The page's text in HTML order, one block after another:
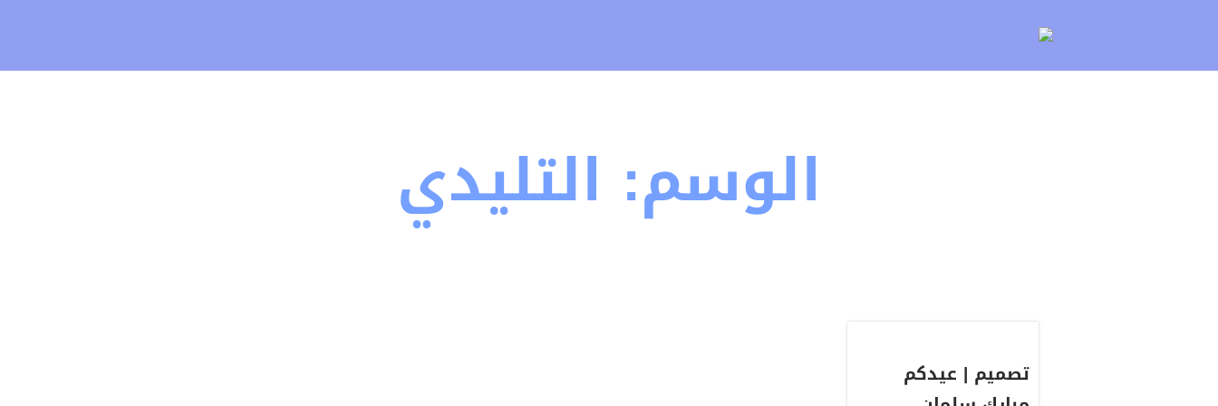
الوسم: التليدي
تصميم | عيدكم